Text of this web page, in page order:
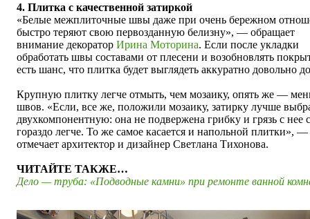
4. Плитка с качественной затиркой
«Белые межплиточные швы даже при очень бережном
быстро теряют свою первозданную белизну», — обращает
внимание декоратор Ирина Моторина. Если после укладки
обработать швы составами от плесени и возобновлять
есть шанс, что плитка будет выглядеть аккуратно довольно
Крупную плитку легче отмыть, чем мозаику, опять же —
швов. «Если, все же, положили мозаику, затирку лучше
двухкомпонентную: она не подвержена грибку и грязь с нее
гораздо легче. То же самое касается и напольной плитки», —
отмечает архитектор и дизайнер Светлана Тихонова.
ЧИТАЙТЕ ТАКЖЕ…
Дело — труба: «Подводные камни» при ремонте ванной